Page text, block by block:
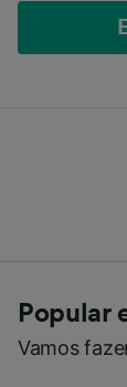
Popular
Vamos